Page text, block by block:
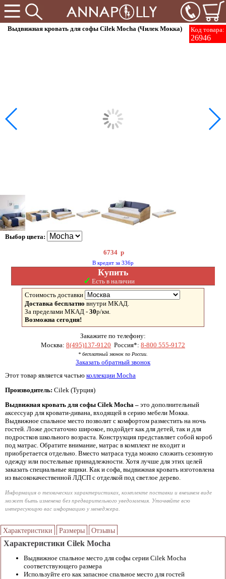
Код товара:
26946
Выдвижная кровать для софы Cilek Mocha (Чилек Мокка)
Выбор цвета:
6734 р
В кредит за 336р
Купить
✓ Есть в наличии
Стоимость доставки
Доставка бесплатно внутри МКАД.
За пределами МКАД - 30р/км.
Возможна сегодня!
Закажите по телефону:
Москва: 8(495)137-9120 Россия*: 8-800 555-9172
* бесплатный звонок по России.
Заказать обратный звонок
Этот товар является частью коллекции Mocha
Производитель: Cilek (Турция)
Выдвижная кровать для софы Cilek Mocha – это дополнительный
аксессуар для кровати-дивана, входящей в серию мебели Мокка.
Выдвижное спальное место позволит с комфортом разместить на ночь
гостей. Ложе достаточно широкое, подойдет как для детей, так и для
подростков школьного возраста. Конструкция представляет собой короб
под матрас. Обратите внимание, матрас в комплект не входит и
приобретается отдельно. Вместо матраса туда можно сложить сезонную
одежду или постельные принадлежности. Хотя лучше для этих целей
заказать специальные ящики. Как и софа, выдвижная кровать изготовлена
из высококачественной ЛДСП с отделкой под светлое дерево.
Информация о технических характеристиках, комплекте поставки и внешнем виде
может быть изменена без предварительного уведомления. Уточняйте всю
интересующую вас информацию у менеджера.
Характеристики Размеры Отзывы
Характеристики Cilek Mocha
Выдвижное спальное место для софы серии Cilek Mocha
соответствующего размера
Используйте его как запасное спальное место для гостей